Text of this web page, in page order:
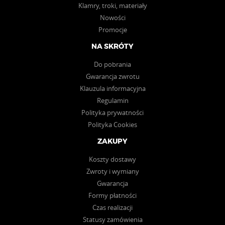
Klamry, troki, materiały
Nowości
Promocje
NA SKRÓTY
Do pobrania
Gwarancja zwrotu
Klauzula informacyjna
Regulamin
Polityka prywatności
Polityka Cookies
ZAKUPY
Koszty dostawy
Zwroty i wymiany
Gwarancja
Formy płatności
Czas realizacji
Statusy zamówienia